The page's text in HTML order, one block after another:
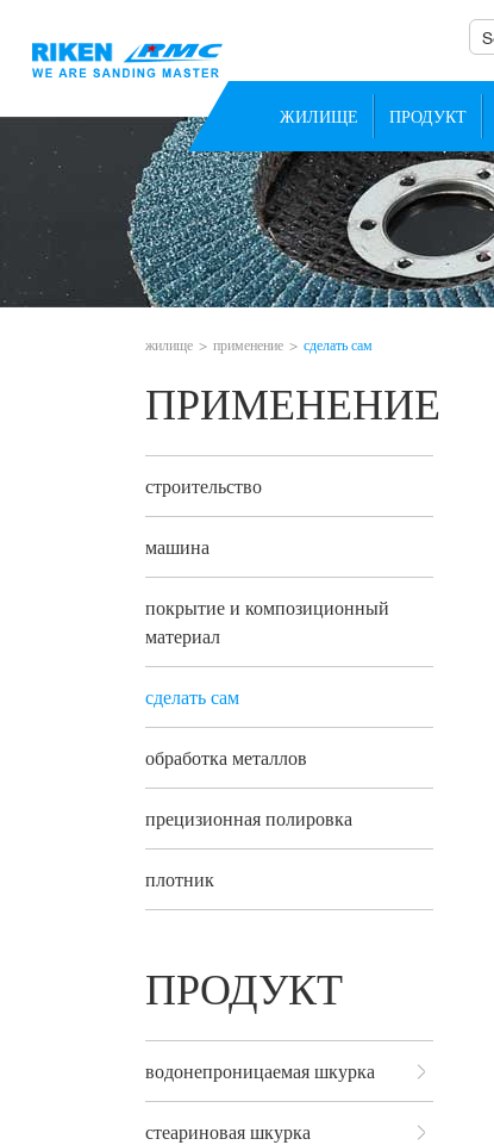
ЖИЛИЩЕ ПРОДУКТ
жилище применение сделать сам
ПРИМЕНЕНИЕ
строительство
машина
покрытие и композиционный
материал
сделать сам
обработка металлов
прецизионная полировка
плотник
ПРОДУКТ
водонепроницаемая шкурка
стеариновая шкурка